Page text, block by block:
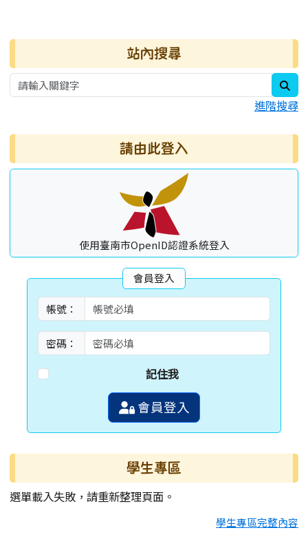
右邊區域內容 站內搜尋
進階搜尋
請由此登入
使用臺南市OpenID認證系統登入
會員登入
帳號：
密碼：
記住我
會員登入
學生專區
選單載入失敗，請重新整理頁面。
學生專區完整內容